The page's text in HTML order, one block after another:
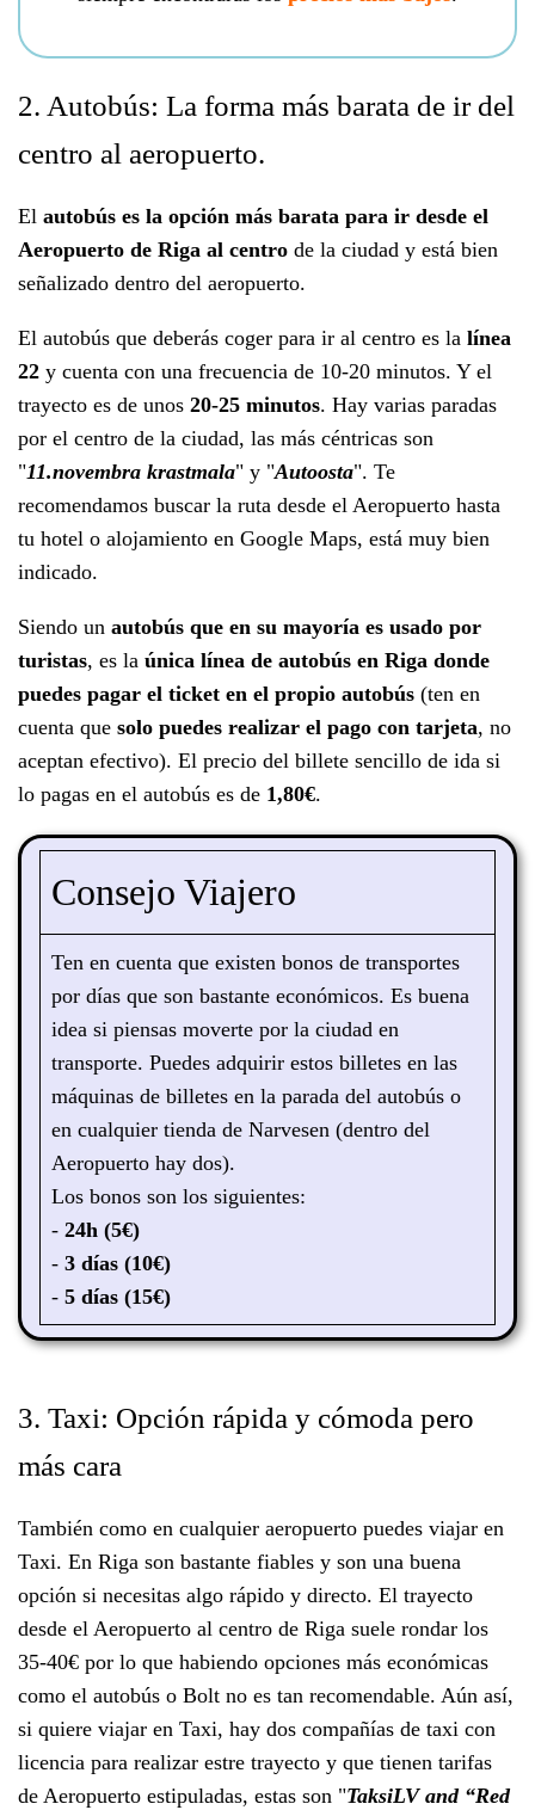
2. Autobús: La forma más barata de ir del
centro al aeropuerto.
El autobús es la opción más barata para ir desde el
Aeropuerto de Riga al centro de la ciudad y está bien
señalizado dentro del aeropuerto.
El autobús que deberás coger para ir al centro es la línea
22 y cuenta con una frecuencia de 10-20 minutos. Y el
trayecto es de unos 20-25 minutos. Hay varias paradas
por el centro de la ciudad, las más céntricas son
"11.novembra krastmala" y "Autoosta". Te
recomendamos buscar la ruta desde el Aeropuerto hasta
tu hotel o alojamiento en Google Maps, está muy bien
indicado.
Siendo un autobús que en su mayoría es usado por
turistas, es la única línea de autobús en Riga donde
puedes pagar el ticket en el propio autobús (ten en
cuenta que solo puedes realizar el pago con tarjeta, no
aceptan efectivo). El precio del billete sencillo de ida si
lo pagas en el autobús es de 1,80€.
Consejo Viajero
Ten en cuenta que existen bonos de transportes
por días que son bastante económicos. Es buena
idea si piensas moverte por la ciudad en
transporte. Puedes adquirir estos billetes en las
máquinas de billetes en la parada del autobús o
en cualquier tienda de Narvesen (dentro del
Aeropuerto hay dos).
Los bonos son los siguientes:
- 24h (5€)
- 3 días (10€)
- 5 días (15€)
3. Taxi: Opción rápida y cómoda pero
más cara
También como en cualquier aeropuerto puedes viajar en
Taxi. En Riga son bastante fiables y son una buena
opción si necesitas algo rápido y directo. El trayecto
desde el Aeropuerto al centro de Riga suele rondar los
35-40€ por lo que habiendo opciones más económicas
como el autobús o Bolt no es tan recomendable. Aún así,
si quiere viajar en Taxi, hay dos compañías de taxi con
licencia para realizar estre trayecto y que tienen tarifas
de Aeropuerto estipuladas, estas son "TaksiLV and “Red